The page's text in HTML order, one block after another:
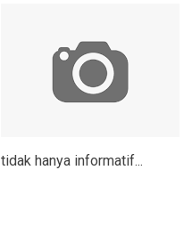
tidak hanya informatif...